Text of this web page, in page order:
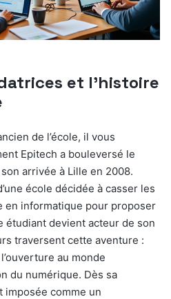
et l’histoire
de l’école, il vous
Epitech a bouleversé le
arrivée à Lille en 2008.
école décidée à casser les
en informatique pour proposer
étudiant devient acteur de son
traversent cette aventure :
au monde
du numérique. Dès sa
imposée comme un